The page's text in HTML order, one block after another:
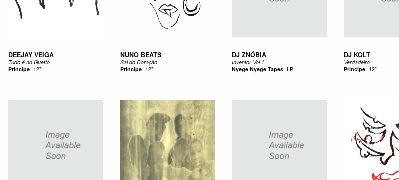
DEEJAY VEIGA
Tudo é no Guetto
Principe-12"
NUNO BEATS
Sai do Coração
Principe-12"
DJ ZNÓBIA
Inventor Vol 1
Nyege Nyege Tapes-LP
DJ KOLT
Verdadeiro
Principe-12"